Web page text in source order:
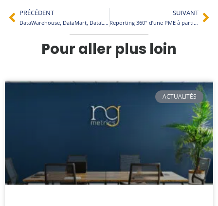
PRÉCÉDENT
DataWarehouse, DataMart, DataLake… Que de data !
SUIVANT
Reporting 360° d’une PME à partir de données d’EBP ELITE
Pour aller plus loin
ACTUALITÉS